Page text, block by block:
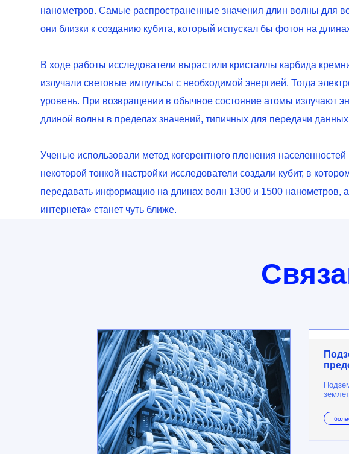
нанометров. Самые распространенные значения длин волны для
они близки к созданию кубита, который испускал бы фотон на
В ходе работы исследователи вырастили кристаллы карбида
излучали световые импульсы с необходимой энергией. Тогда
уровень. При возвращении в обычное состояние атомы излучают
длиной волны в пределах значений, типичных для передачи данных
Ученые использовали метод когерентного пленения
некоторой тонкой настройки исследователи создали кубит, в
передавать информацию на длинах волн 1300 и 1500 нанометров,
интернета» станет чуть ближе.